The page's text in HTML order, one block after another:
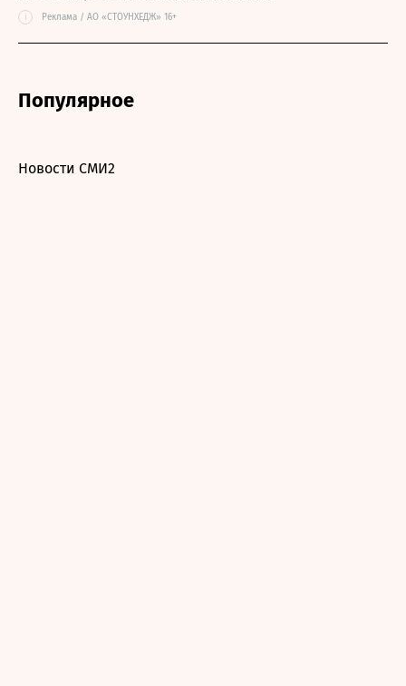
i Реклама / АО «СТОУНХЕДЖ» 16+
Популярное
Новости СМИ2